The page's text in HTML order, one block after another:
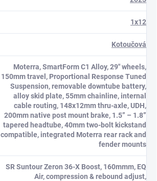
1x12
Kotoučová
Moterra, SmartForm C1 Alloy, 29" wheels,
150mm travel, Proportional Response Tuned
Suspension, removable downtube battery,
alloy skid plate, 55mm chainline, internal
cable routing, 148x12mm thru-axle, UDH,
200mm native post mount brake, 1.5” – 1.8”
tapered headtube, 40mm two-bolt kickstand
compatible, integrated Moterra rear rack and
fender mounts
SR Suntour Zeron 36-X Boost, 160mmm, EQ
Air, compression & rebound adjust,